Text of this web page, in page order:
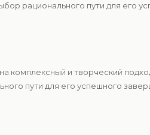
рационального пути для его
комплексный и творческий
пути для его успешного